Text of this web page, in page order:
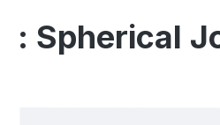
: Spherical